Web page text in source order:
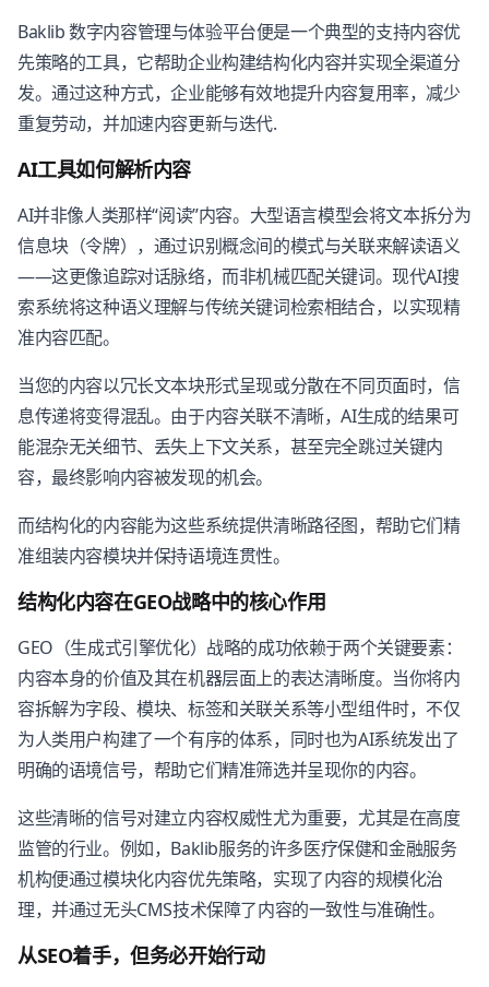
Baklib 数字内容管理与体验平台便是一个典型的支持内容优
先策略的工具，它帮助企业构建结构化内容并实现全渠道分
发。通过这种方式，企业能够有效地提升内容复用率，减少
重复劳动，并加速内容更新与迭代.
AI工具如何解析内容
AI并非像人类那样“阅读”内容。大型语言模型会将文本拆分为
信息块（令牌），通过识别概念间的模式与关联来解读语义
——这更像追踪对话脉络，而非机械匹配关键词。现代AI搜
索系统将这种语义理解与传统关键词检索相结合，以实现精
准内容匹配。
当您的内容以冗长文本块形式呈现或分散在不同页面时，信
息传递将变得混乱。由于内容关联不清晰，AI生成的结果可
能混杂无关细节、丢失上下文关系，甚至完全跳过关键内
容，最终影响内容被发现的机会。
而结构化的内容能为这些系统提供清晰路径图，帮助它们精
准组装内容模块并保持语境连贯性。
结构化内容在GEO战略中的核心作用
GEO（生成式引擎优化）战略的成功依赖于两个关键要素：
内容本身的价值及其在机器层面上的表达清晰度。当你将内
容拆解为字段、模块、标签和关联关系等小型组件时，不仅
为人类用户构建了一个有序的体系，同时也为AI系统发出了
明确的语境信号，帮助它们精准筛选并呈现你的内容。
这些清晰的信号对建立内容权威性尤为重要，尤其是在高度
监管的行业。例如，Baklib服务的许多医疗保健和金融服务
机构便通过模块化内容优先策略，实现了内容的规模化治
理，并通过无头CMS技术保障了内容的一致性与准确性。
从SEO着手，但务必开始行动